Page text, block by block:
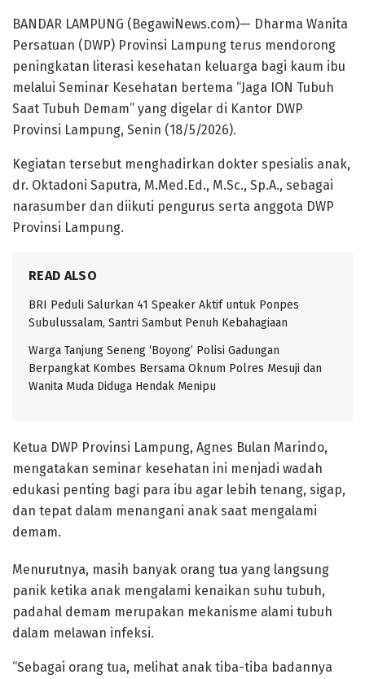
BANDAR LAMPUNG (BegawiNews.com)— Dharma Wanita
Persatuan (DWP) Provinsi Lampung terus mendorong
peningkatan literasi kesehatan keluarga bagi kaum ibu
melalui Seminar Kesehatan bertema “Jaga ION Tubuh
Saat Tubuh Demam” yang digelar di Kantor DWP
Provinsi Lampung, Senin (18/5/2026).
Kegiatan tersebut menghadirkan dokter spesialis anak,
dr. Oktadoni Saputra, M.Med.Ed., M.Sc., Sp.A., sebagai
narasumber dan diikuti pengurus serta anggota DWP
Provinsi Lampung.
READ ALSO
BRI Peduli Salurkan 41 Speaker Aktif untuk Ponpes
Subulussalam, Santri Sambut Penuh Kebahagiaan
Warga Tanjung Seneng ‘Boyong’ Polisi Gadungan
Berpangkat Kombes Bersama Oknum Polres Mesuji dan
Wanita Muda Diduga Hendak Menipu
Ketua DWP Provinsi Lampung, Agnes Bulan Marindo,
mengatakan seminar kesehatan ini menjadi wadah
edukasi penting bagi para ibu agar lebih tenang, sigap,
dan tepat dalam menangani anak saat mengalami
demam.
Menurutnya, masih banyak orang tua yang langsung
panik ketika anak mengalami kenaikan suhu tubuh,
padahal demam merupakan mekanisme alami tubuh
dalam melawan infeksi.
“Sebagai orang tua, melihat anak tiba-tiba badannya